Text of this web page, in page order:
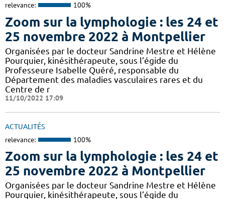
relevance: 100%
Zoom sur la lymphologie : les 24 et
25 novembre 2022 à Montpellier
Organisées par le docteur Sandrine Mestre et Hélène
Pourquier, kinésithérapeute, sous l’égide du
Professeure Isabelle Quéré, responsable du
Département des maladies vasculaires rares et du
Centre de r
11/10/2022 17:09
ACTUALITÉS
relevance: 100%
Zoom sur la lymphologie : les 24 et
25 novembre 2022 à Montpellier
Organisées par le docteur Sandrine Mestre et Hélène
Pourquier, kinésithérapeute, sous l’égide du